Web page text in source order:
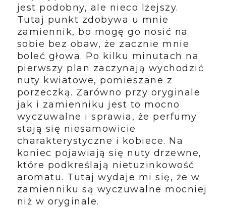
jest podobny, ale nieco lżejszy.
Tutaj punkt zdobywa u mnie
zamiennik, bo mogę go nosić na
sobie bez obaw, że zacznie mnie
boleć głowa. Po kilku minutach na
pierwszy plan zaczynają wychodzić
nuty kwiatowe, pomieszane z
porzeczką. Zarówno przy oryginale
jak i zamienniku jest to mocno
wyczuwalne i sprawia, że perfumy
stają się niesamowicie
charakterystyczne i kobiece. Na
koniec pojawiają się nuty drzewne,
które podkreślają nietuzinkowość
aromatu. Tutaj wydaje mi się, że w
zamienniku są wyczuwalne mocniej
niż w oryginale.